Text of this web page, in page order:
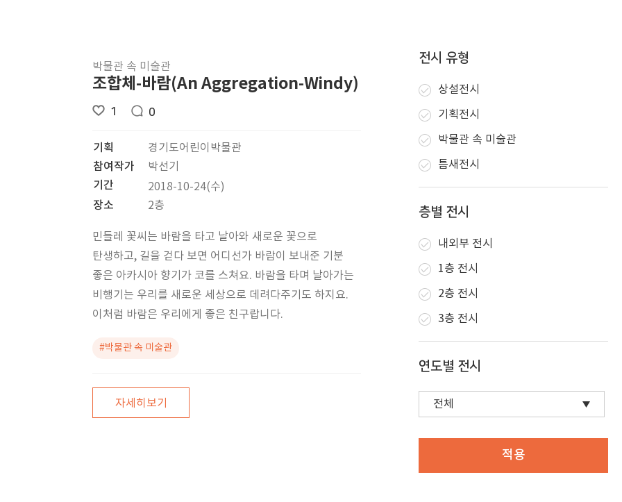
박물관 속 미술관
조합체-바람(An Aggregation-Windy)
1 0
기획
경기도어린이박물관
참여작가
박선기
기간
2018-10-24(수)
장소 2층
민들레 꽃씨는 바람을 타고 날아와 새로운 꽃으로
탄생하고, 길을 걷다 보면 어디선가 바람이 보내준 기분
좋은 아카시아 향기가 코를 스쳐요. 바람을 타며 날아가는
비행기는 우리를 새로운 세상으로 데려다주기도 하지요.
이처럼 바람은 우리에게 좋은 친구랍니다.
#박물관 속 미술관
자세히보기
전시 유형
상설전시
기획전시
박물관 속 미술관
틈새전시
층별 전시
내외부 전시
1층 전시
2층 전시
3층 전시
연도별 전시
적용